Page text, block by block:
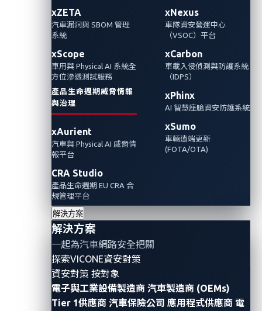
xZETA
汽車漏洞與 SBOM 管理
系統
xScope
車用與 Physical AI 系統全
方位滲透測試服務
產品生命週期威脅情報
與治理
xAurient
汽車與 Physical AI 威脅情
報平台
CRA Studio
產品生命週期 EU CRA 合
規管理平台
xNexus
車隊資安營運中心
（VSOC）平台
xCarbon
車載入侵偵測與防護系統
（IDPS）
xPhinx
AI 智慧座艙資安防護系統
xSumo
車輛遠端更新
(FOTA/OTA)
解決方案
解決方案
一起為汽車網路安全把關
探索VICONE資安對策
資安對策 按對象
電子與工業設備製造商 汽車製造商 (OEMs)
Tier 1供應商 汽車保險公司 應用程式供應商 電
業知識協助建構車界安全標準
Automotive Cybersecurity
隨著 UN R155/R156 和 ISO 24089 法規推升對強大
OTA 框架的需求，汽車網路安全專家以專業知識協助建
構車界安全標準
【2025年5月29日，台北訊】全球車用資安領導廠商
今日正式宣布成為eSync新成員。eSync是全球性